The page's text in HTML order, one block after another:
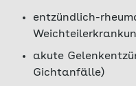
entzündlich-
akute
Gichtanfälle)